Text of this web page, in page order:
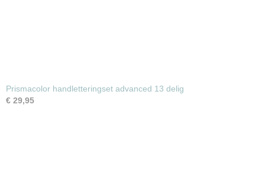
Prismacolor handletteringset advanced 13 delig
€ 29,95